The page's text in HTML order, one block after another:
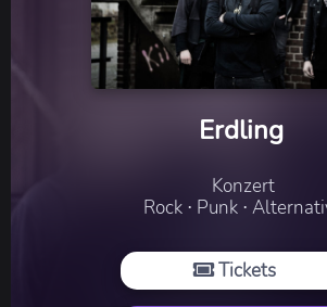
Erdling
Konzert
Rock ⋅ Punk ⋅
Tickets